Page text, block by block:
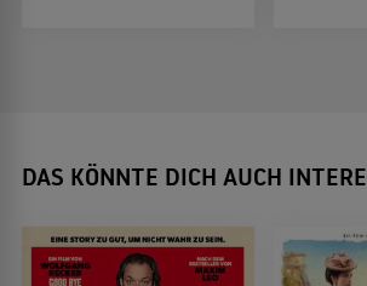
DAS KÖNNTE DICH AUCH